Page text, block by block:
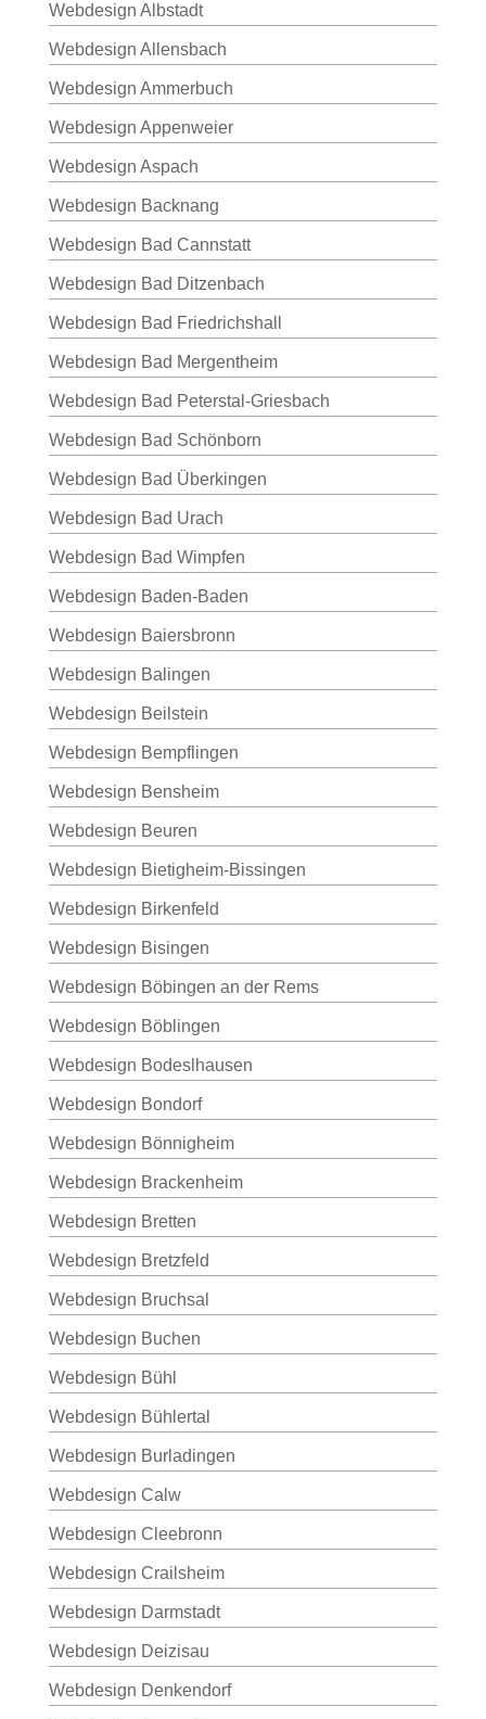
Webdesign Albstadt
Webdesign Allensbach
Webdesign Ammerbuch
Webdesign Appenweier
Webdesign Aspach
Webdesign Backnang
Webdesign Bad Cannstatt
Webdesign Bad Ditzenbach
Webdesign Bad Friedrichshall
Webdesign Bad Mergentheim
Webdesign Bad Peterstal-Griesbach
Webdesign Bad Schönborn
Webdesign Bad Überkingen
Webdesign Bad Urach
Webdesign Bad Wimpfen
Webdesign Baden-Baden
Webdesign Baiersbronn
Webdesign Balingen
Webdesign Beilstein
Webdesign Bempflingen
Webdesign Bensheim
Webdesign Beuren
Webdesign Bietigheim-Bissingen
Webdesign Birkenfeld
Webdesign Bisingen
Webdesign Böbingen an der Rems
Webdesign Böblingen
Webdesign Bodeslhausen
Webdesign Bondorf
Webdesign Bönnigheim
Webdesign Brackenheim
Webdesign Bretten
Webdesign Bretzfeld
Webdesign Bruchsal
Webdesign Buchen
Webdesign Bühl
Webdesign Bühlertal
Webdesign Burladingen
Webdesign Calw
Webdesign Cleebronn
Webdesign Crailsheim
Webdesign Darmstadt
Webdesign Deizisau
Webdesign Denkendorf